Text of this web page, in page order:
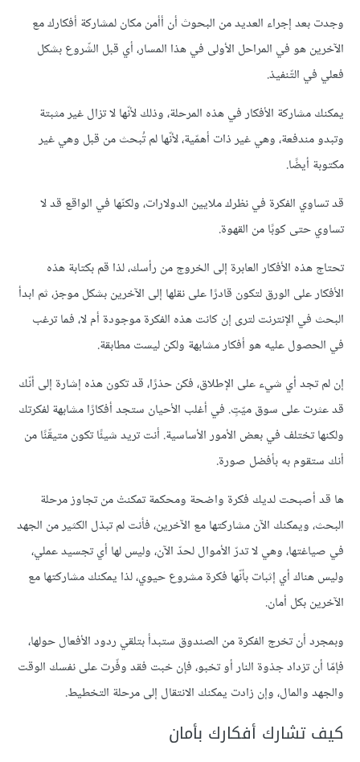
وجدت بعد إجراء العديد من البحوث أن أأمن مكان لمشاركة أفكارك مع
الآخرين هو في المراحل الأولى في هذا المسار، أي قبل الشّروع بشكل
فعلي في التّنفيذ.
يمكنك مشاركة الأفكار في هذه المرحلة، وذلك لأنّها لا تزال غير مثبتة
وتبدو مندفعة، وهي غير ذات أهمّية، لأنّها لم تُبحث من قبل وهي غير
مكتوبة أيضًا.
قد تساوي الفكرة في نظرك ملايين الدولارات، ولكنّها في الواقع قد لا
تساوي حتى كوبًا من القهوة.
تحتاج هذه الأفكار العابرة إلى الخروج من رأسك، لذا قم بكتابة هذه
الأفكار على الورق لتكون قادرًا على نقلها إلى الآخرين بشكل موجز، ثم ابدأ
البحث في الإنترنت لترى إن كانت هذه الفكرة موجودة أم لا، فما ترغب
في الحصول عليه هو أفكار مشابهة ولكن ليست مطابقة.
إن لم تجد أي شيء على الإطلاق، فكن حذرًا، قد تكون هذه إشارة إلى أنّك
قد عثرت على سوق ميّتٍ. في أغلب الأحيان ستجد أفكارًا مشابهة لفكرتك
ولكنها تختلف في بعض الأمور الأساسية. أنت تريد شيئًا تكون متيقّنًا من
أنك ستقوم به بأفضل صورة.
ها قد أصبحت لديك فكرة واضحة ومحكمة تمكنتْ من تجاوز مرحلة
البحث، ويمكنك الآن مشاركتها مع الآخرين، فأنت لم تبذل الكثير من الجهد
في صياغتها، وهي لا تدرّ الأموال لحدّ الآن، وليس لها أي تجسيد عملي،
وليس هناك أي إثبات بأنّها فكرة مشروع حيوي، لذا يمكنك مشاركتها مع
الآخرين بكل أمان.
وبمجرد أن تخرج الفكرة من الصندوق ستبدأ بتلقي ردود الأفعال حولها،
فإمّا أن تزداد جذوة النار أو تخبو، فإن خبت فقد وفّرت على نفسك الوقت
والجهد والمال، وإن زادت يمكنك الانتقال إلى مرحلة التخطيط.
كيف تشارك أفكارك بأمان